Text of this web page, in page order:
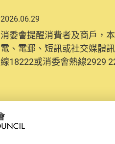
2026.06.29
消委會提醒消費者及商戶，
電、電郵、短訊或社交媒體
線18222或消委會熱線2929